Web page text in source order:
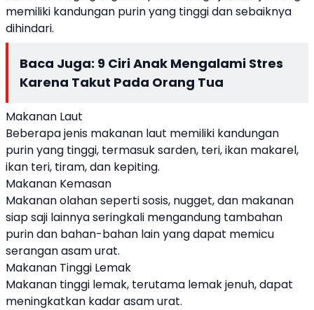
memiliki kandungan purin yang tinggi dan sebaiknya
dihindari.
Baca Juga: 9 Ciri Anak Mengalami Stres
Karena Takut Pada Orang Tua
Makanan Laut
Beberapa jenis makanan laut memiliki kandungan
purin yang tinggi, termasuk sarden, teri, ikan makarel,
ikan teri, tiram, dan kepiting.
Makanan Kemasan
Makanan olahan seperti sosis, nugget, dan makanan
siap saji lainnya seringkali mengandung tambahan
purin dan bahan-bahan lain yang dapat memicu
serangan asam urat.
Makanan Tinggi Lemak
Makanan tinggi lemak, terutama lemak jenuh, dapat
meningkatkan kadar asam urat.